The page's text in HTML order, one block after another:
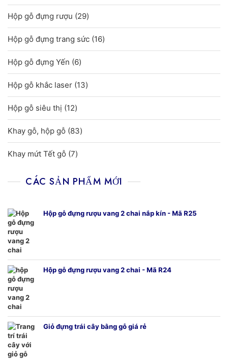
sản
Hộp gỗ đựng rượu 2929
sản
phẩm
Hộp gỗ đựng trang sức 1616
sản
Hộp gỗ đựng Yến 66
sản
phẩm
Hộp gỗ khắc laser 1313
sản
Hộp gỗ siêu thị 1212
sản
phẩm
Khay gỗ, hộp gỗ 8383
sản
Khay mứt Tết gỗ 77
phẩm
CÁC SẢN PHẨM MỚI
Hộp gỗ đựng rượu vang 2 chai nắp kín - Mã R25
Hộp gỗ đựng rượu vang 2 chai - Mã R24
Giỏ đựng trái cây bằng gỗ giá rẻ